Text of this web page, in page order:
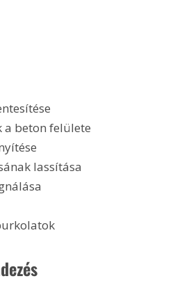
beton felülete
lassítása